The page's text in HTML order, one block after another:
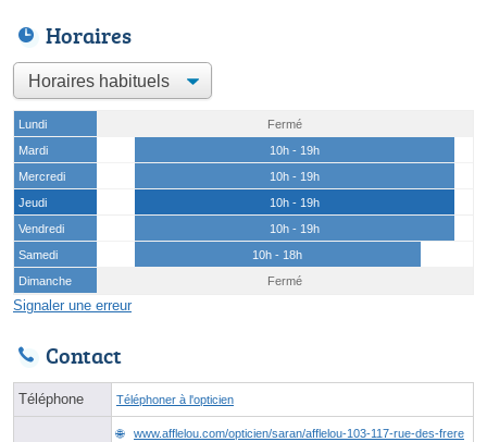
Horaires
Lundi
Fermé
Mardi
10h - 19h
Mercredi
10h - 19h
Jeudi
10h - 19h
Vendredi
10h - 19h
Samedi
10h - 18h
Dimanche
Fermé
Signaler une erreur
Contact
Téléphone Téléphoner à l'opticien
www.afflelou.com/opticien/saran/afflelou-103-117-rue-des-frere